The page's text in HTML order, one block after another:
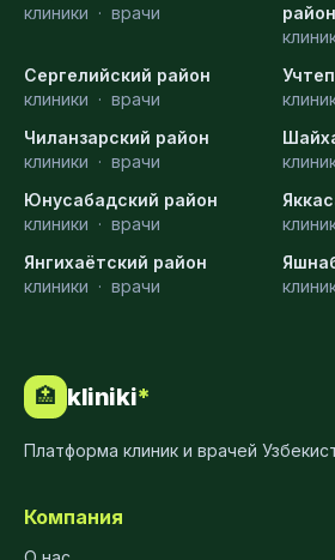
клиники · врачи
район
Сергелийский район
клиники · врачи
Чиланзарский район
клиники · врачи
Юнусабадский район
клиники · врачи
Янгихаётский район
клиники · врачи
🏥 kliniki*
Платформа клиник и врачей
Компания